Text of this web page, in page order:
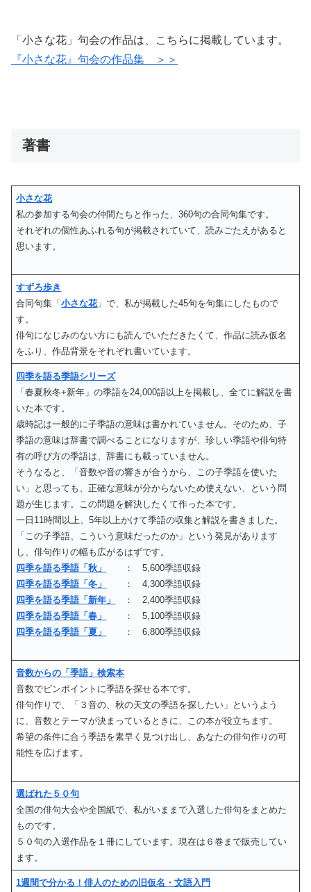
「小さな花」句会の作品は、こちらに掲載しています。
『小さな花』句会の作品集 ＞＞
著書
小さな花
私の参加する句会の仲間たちと作った、360句の合同句集です。
それぞれの個性あふれる句が掲載されていて、読みごたえがあると
思います。
すずろ歩き
合同句集「小さな花」で、私が掲載した45句を句集にしたもので
す。
俳句になじみのない方にも読んでいただきたくて、作品に読み仮名
をふり、作品背景をそれぞれ書いています。
四季を語る季語シリーズ
「春夏秋冬+新年」の季語を24,000語以上を掲載し、全てに解説を書
いた本です。
歳時記は一般的に子季語の意味は書かれていません。そのため、子
季語の意味は辞書で調べることになりますが、珍しい季語や俳句特
有の呼び方の季語は、辞書にも載っていません。
そうなると、「音数や音の響きが合うから、この子季語を使いた
い」と思っても、正確な意味が分からないため使えない、という問
題が生じます。この問題を解決したくて作った本です。
一日11時間以上、5年以上かけて季語の収集と解説を書きました。
「この子季語、こういう意味だったのか」という発見があります
し、俳句作りの幅も広がるはずです。
四季を語る季語「秋」
： 5,600季語収録
四季を語る季語「冬」
： 4,300季語収録
四季を語る季語「新年」
： 2,400季語収録
四季を語る季語「春」
： 5,100季語収録
四季を語る季語「夏」
： 6,800季語収録
音数からの「季語」検索本
音数でピンポイントに季語を探せる本です。
俳句作りで、「３音の、秋の天文の季語を探したい」というよう
に、音数とテーマが決まっているときに、この本が役立ちます。
希望の条件に合う季語を素早く見つけ出し、あなたの俳句作りの可
能性を広げます。
選ばれた５０句
全国の俳句大会や全国紙で、私がいままで入選した俳句をまとめた
ものです。
５０句の入選作品を１冊にしています。現在は６巻まで販売してい
ます。
1週間で分かる！俳人のための旧仮名・文語入門